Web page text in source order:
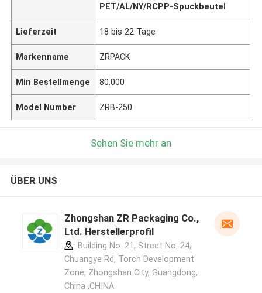
PET/AL/NY/RCPP-Spuckbeutel
Lieferzeit 18 bis 22 Tage
Markenname ZRPACK
Min Bestellmenge 80.000
Model Number ZRB-250
Sehen Sie mehr an
ÜBER UNS
Zhongshan ZR Packaging Co.,
Ltd. Herstellerprofil
Building No. 21, Street No. 24,
Chuangye Rd, Torch Development
Zone, Zhongshan City, Guangdong,
China ,CHINA